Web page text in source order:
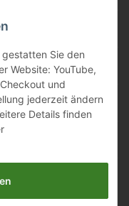
gestatten Sie den
Website: YouTube,
und
jederzeit ändern
Details finden